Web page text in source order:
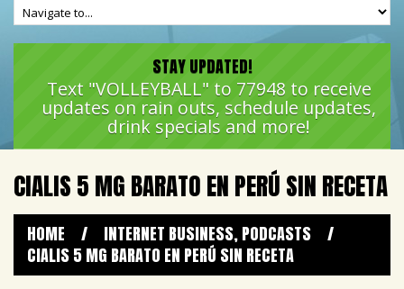
STAY UPDATED!
Text "VOLLEYBALL" to 77948 to receive
updates on rain outs, schedule updates,
drink specials and more!
CIALIS 5 MG BARATO EN PERÚ SIN RECETA
HOME / INTERNET BUSINESS, PODCASTS
/
CIALIS 5 MG BARATO EN PERÚ SIN RECETA